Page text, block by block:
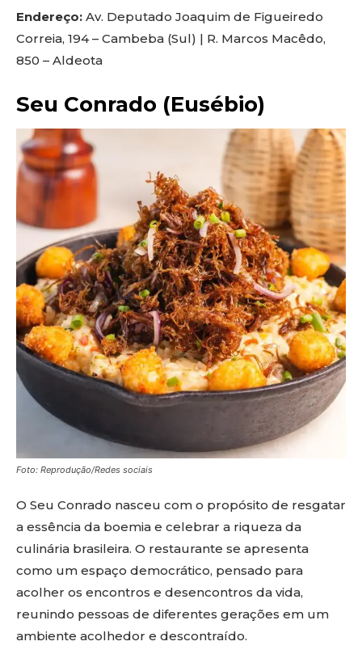
Endereço: Av. Deputado Joaquim de Figueiredo
Correia, 194 – Cambeba (Sul) | R. Marcos Macêdo,
850 – Aldeota
Seu Conrado (Eusébio)
Foto: Reprodução/Redes sociais
O Seu Conrado nasceu com o propósito de resgatar
a essência da boemia e celebrar a riqueza da
culinária brasileira. O restaurante se apresenta
como um espaço democrático, pensado para
acolher os encontros e desencontros da vida,
reunindo pessoas de diferentes gerações em um
ambiente acolhedor e descontraído.